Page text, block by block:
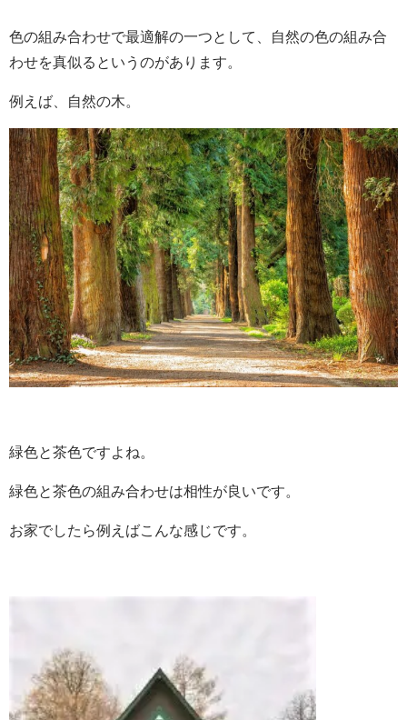
色の組み合わせで最適解の一つとして、自然の色の組み合
わせを真似るというのがあります。
例えば、自然の木。
緑色と茶色ですよね。
緑色と茶色の組み合わせは相性が良いです。
お家でしたら例えばこんな感じです。